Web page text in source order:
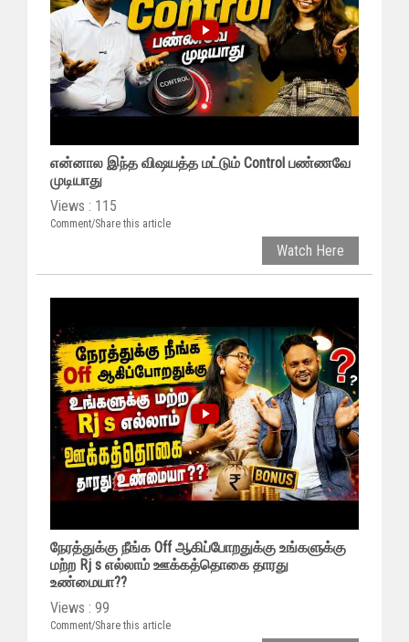
என்னால இந்த விஷயத்த மட்டும் Control பண்ணவே
முடியாது
Views : 115
Comment/Share this article
Watch Here
நேரத்துக்கு நீங்க Off ஆகிப்போறதுக்கு உங்களுக்கு
மற்ற Rj s எல்லாம் ஊக்கத்தொகை தாரது
உண்மையா??
Views : 99
Comment/Share this article